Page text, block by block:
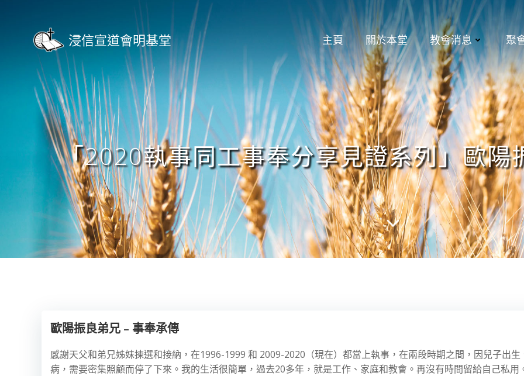
浸信宣道會明基堂 主頁 關於本堂 教會消息 聚
「2020執事同工事奉分享見證系列」歐陽
歐陽振良弟兄 – 事奉承傳
感謝天父和弟兄姊妹揀選和接納，在1996-1999 和 2009-2020（現在）都當上執事，在兩段時期之間，因兒子出生
病，需要密集照顧而停了下來。我的生活很簡單，過去20多年，就是工作、家庭和教會。再沒有時間留給自己私用